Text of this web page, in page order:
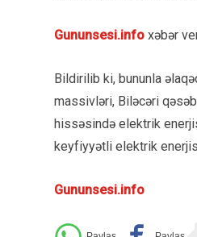
Gununsesi.info xəbər
Bildirilib ki, bununla
massivləri, Biləcəri
hissəsində elektrik
keyfiyyətli elektrik
Gununsesi.info